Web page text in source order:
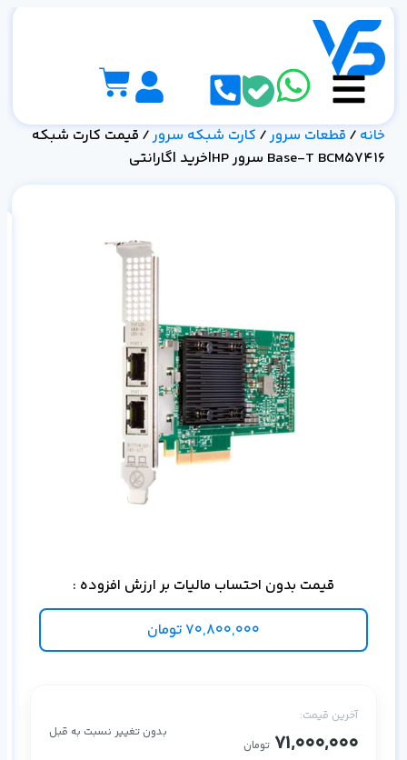
خانه / قطعات سرور/ کارت شبکه سرور/ قیمت کارت شبکه
Base-T BCM57416 سرور HP|خرید |گارانتی
قیمت بدون احتساب مالیات بر ارزش افزوده :
70,800,000 تومان
آخرین قیمت:
71,000,000 تومان
بدون تغییر نسبت به قبل